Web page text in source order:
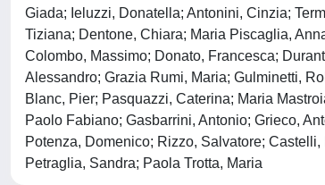
Giada; Ieluzzi, Donatella; Antonini, Cinzia;
Tiziana; Dentone, Chiara; Maria Piscaglia,
Colombo, Massimo; Donato, Francesca;
Alessandro; Grazia Rumi, Maria; Gulminetti,
Blanc, Pier; Pasquazzi, Caterina; Maria
Paolo Fabiano; Gasbarrini, Antonio; Grieco,
Potenza, Domenico; Rizzo, Salvatore;
Petraglia, Sandra; Paola Trotta, Maria